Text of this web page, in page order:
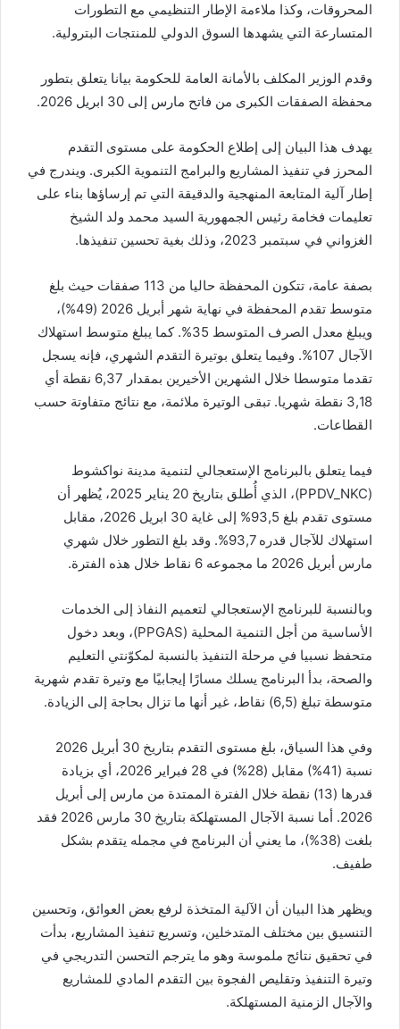
المحروقات، وكذا ملاءمة الإطار التنظيمي مع التطورات
المتسارعة التي يشهدها السوق الدولي للمنتجات البترولية.
وقدم الوزير المكلف بالأمانة العامة للحكومة بيانا يتعلق بتطور
محفظة الصفقات الكبرى من فاتح مارس إلى 30 ابريل 2026.
يهدف هذا البيان إلى إطلاع الحكومة على مستوى التقدم
المحرز في تنفيذ المشاريع والبرامج التنموية الكبرى. ويندرج في
إطار آلية المتابعة المنهجية والدقيقة التي تم إرساؤها بناء على
تعليمات فخامة رئيس الجمهورية السيد محمد ولد الشيخ
الغزواني في سبتمبر 2023، وذلك بغية تحسين تنفيذها.
بصفة عامة، تتكون المحفظة حاليا من 113 صفقات حيث بلغ
متوسط تقدم المحفظة في نهاية شهر أبريل 2026 (49%)،
ويبلغ معدل الصرف المتوسط 35%. كما يبلغ متوسط استهلاك
الآجال 107%. وفيما يتعلق بوتيرة التقدم الشهري، فإنه يسجل
تقدما متوسطا خلال الشهرين الأخيرين بمقدار 6,37 نقطة أي
3,18 نقطة شهريا. تبقى الوتيرة ملائمة، مع نتائج متفاوتة حسب
القطاعات.
فيما يتعلق بالبرنامج الإستعجالي لتنمية مدينة نواكشوط
(PPDV_NKC)، الذي أُطلق بتاريخ 20 يناير 2025، يُظهر أن
مستوى تقدم بلغ 93,5% إلى غاية 30 ابريل 2026، مقابل
استهلاك للآجال قدره 93,7%. وقد بلغ التطور خلال شهري
مارس أبريل 2026 ما مجموعه 6 نقاط خلال هذه الفترة.
وبالنسبة للبرنامج الإستعجالي لتعميم النفاذ إلى الخدمات
الأساسية من أجل التنمية المحلية (PPGAS)، وبعد دخول
متحفظ نسبيا في مرحلة التنفيذ بالنسبة لمكوّنتي التعليم
والصحة، بدأ البرنامج يسلك مسارًا إيجابيًا مع وتيرة تقدم شهرية
متوسطة تبلغ (6,5) نقاط، غير أنها ما تزال بحاجة إلى الزيادة.
وفي هذا السياق، بلغ مستوى التقدم بتاريخ 30 أبريل 2026
نسبة (41%) مقابل (28%) في 28 فبراير 2026، أي بزيادة
قدرها (13) نقطة خلال الفترة الممتدة من مارس إلى أبريل
2026. أما نسبة الآجال المستهلكة بتاريخ 30 مارس 2026 فقد
بلغت (38%)، ما يعني أن البرنامج في مجمله يتقدم بشكل
طفيف.
ويظهر هذا البيان أن الآلية المتخذة لرفع بعض العوائق، وتحسين
التنسيق بين مختلف المتدخلين، وتسريع تنفيذ المشاريع، بدأت
في تحقيق نتائج ملموسة وهو ما يترجم التحسن التدريجي في
وتيرة التنفيذ وتقليص الفجوة بين التقدم المادي للمشاريع
والآجال الزمنية المستهلكة.